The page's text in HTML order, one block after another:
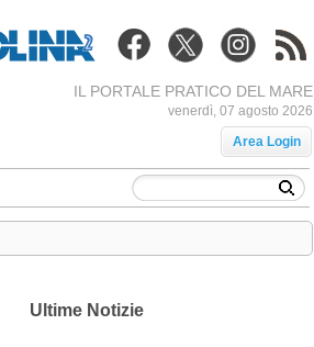
IL PORTALE PRATICO DEL MARE
venerdì, 07 agosto 2026
Area Login
Ultime Notizie